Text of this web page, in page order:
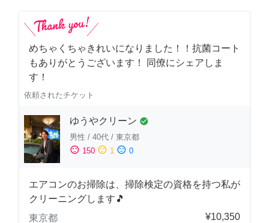
めちゃくちゃきれいになりました！！抗菌コート
もありがとうございます！ 同僚にシェアしま
す！
依頼されたチケット
ゆうやクリーン check_circle
男性 / 40代 / 東京都
sentiment_satisfied 150 sentiment_neutral 1 sentiment_dissatisfied 0
エアコンのお掃除は、掃除検定の資格を持つ私が
クリーニングします🎵
東京都
¥10,350